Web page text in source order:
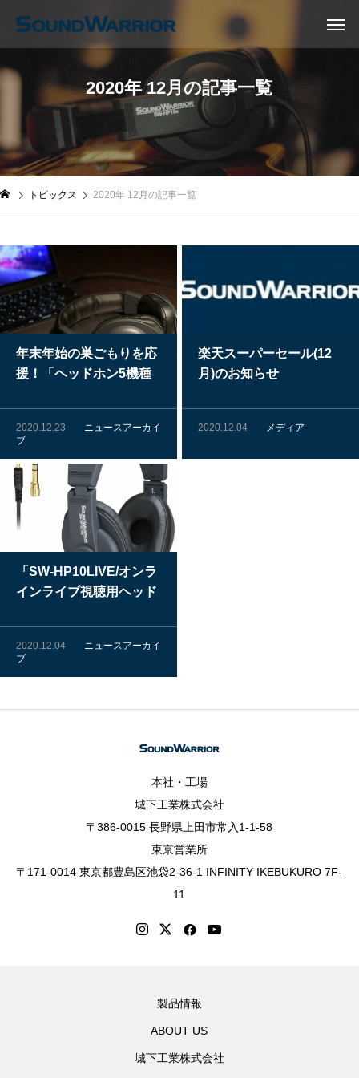
2020年 12月の記事一覧
トピックス 2020年 12月の記事一覧
年末年始の巣ごもりを応
援！「ヘッドホン5機種
ル受付のお知らせ
2020.12.23
ニュースアーカイ
ブ
楽天スーパーセール(12
月)のお知らせ
2020.12.04 メディア
「SW-HP10LIVE/オンラ
インライブ視聴用ヘッド
開始のお知らせ
2020.12.04
ニュースアーカイ
ブ
本社・工場
城下工業株式会社
〒386-0015 長野県上田市常入1-1-58
東京営業所
〒171-0014 東京都豊島区池袋2-36-1 INFINITY IKEBUKURO 7F-
11
製品情報
ABOUT US
城下工業株式会社